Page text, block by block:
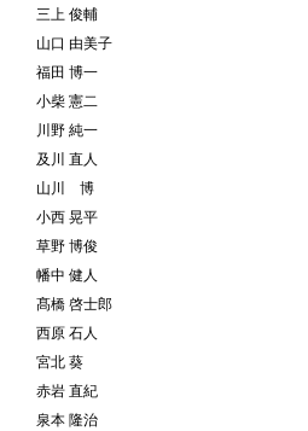
三上 俊輔
山口 由美子
福田 博一
小柴 憲二
川野 純一
及川 直人
山川 博
小西 晃平
草野 博俊
幡中 健人
髙橋 啓士郎
西原 石人
宮北 葵
赤岩 直紀
泉本 隆治